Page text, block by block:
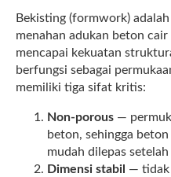
Bekisting (formwork)
menahan adukan beton cair
mencapai kekuatan
berfungsi sebagai
memiliki tiga sifat kritis:
Non-porous —
beton, sehingga
mudah dilepas
Dimensi stabil — tidak